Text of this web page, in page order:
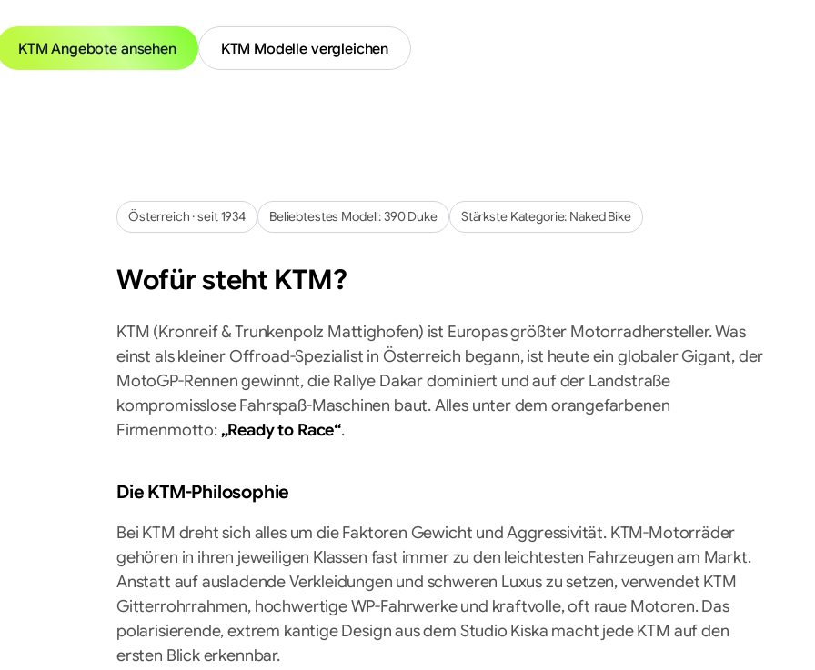
KTMAngebote ansehen KTM Modelle vergleichen
Österreich· seit1934 Beliebtestes Modell:390 Duke Stärkste Kategorie:Naked Bike
Wofür stehtKTM?
KTM (Kronreif & Trunkenpolz Mattighofen) ist Europas größter Motorradhersteller. Was
einst als kleiner Offroad-Spezialist in Österreich begann, ist heute ein globaler Gigant, der
MotoGP-Rennen gewinnt, die Rallye Dakar dominiert und auf der Landstraße
kompromisslose Fahrspaß-Maschinen baut. Alles unter dem orangefarbenen
Firmenmotto:„Ready to Race“.
Die KTM-Philosophie
Bei KTM dreht sich alles um die Faktoren Gewicht und Aggressivität. KTM-Motorräder
gehören in ihren jeweiligen Klassen fast immer zu den leichtesten Fahrzeugen am Markt.
Anstatt auf ausladende Verkleidungen und schweren Luxus zu setzen, verwendet KTM
Gitterrohrrahmen, hochwertige WP-Fahrwerke und kraftvolle, oft raue Motoren. Das
polarisierende, extrem kantige Design aus dem Studio Kiska macht jede KTM auf den
ersten Blick erkennbar.